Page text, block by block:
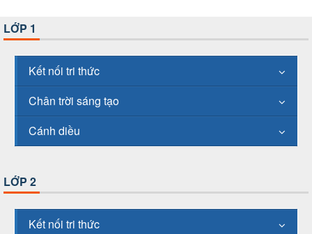
LỚP 1
Kết nối tri thức
Chân trời sáng tạo
Cánh diều
LỚP 2
Kết nối tri thức